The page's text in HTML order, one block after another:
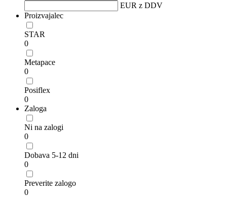
EUR z DDV
Proizvajalec
STAR
0
Metapace
0
Posiflex
0
Zaloga
Ni na zalogi
0
Dobava 5-12 dni
0
Preverite zalogo
0